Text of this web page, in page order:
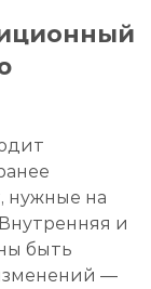
нужные на
и
быть
—